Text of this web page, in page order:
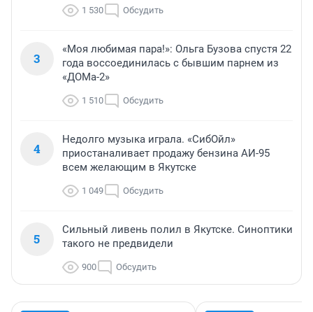
1 530 Обсудить
3
«Моя любимая пара!»: Ольга Бузова спустя 22
года воссоединилась с бывшим парнем из
«ДОМа-2»
1 510 Обсудить
4
Недолго музыка играла. «СибОйл»
приостаналивает продажу бензина АИ-95
всем желающим в Якутске
1 049 Обсудить
5
Сильный ливень полил в Якутске. Синоптики
такого не предвидели
900 Обсудить